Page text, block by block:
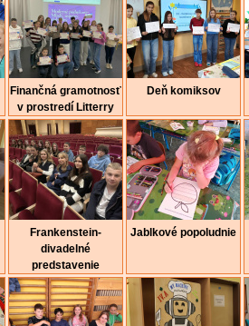
Finančná gramotnosť
v prostredí Litterry
Deň komiksov
Frankenstein-
divadelné
predstavenie
Jablkové popoludnie